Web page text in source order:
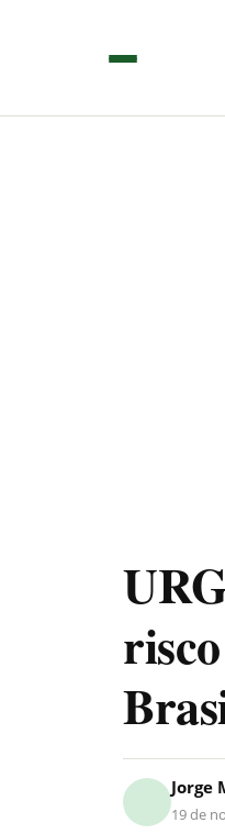
Jorge
19 de